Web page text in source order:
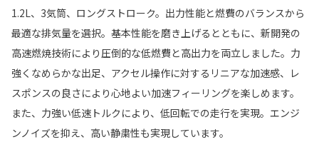
1.2L、3気筒、ロングストローク。出力性能と燃費のバランスから
最適な排気量を選択。基本性能を磨き上げるとともに、新開発の
高速燃焼技術により圧倒的な低燃費と高出力を両立しました。力
強くなめらかな出足、アクセル操作に対するリニアな加速感、レ
スポンスの良さにより心地よい加速フィーリングを楽しめます。
また、力強い低速トルクにより、低回転での走行を実現。エンジ
ンノイズを抑え、高い静粛性も実現しています。